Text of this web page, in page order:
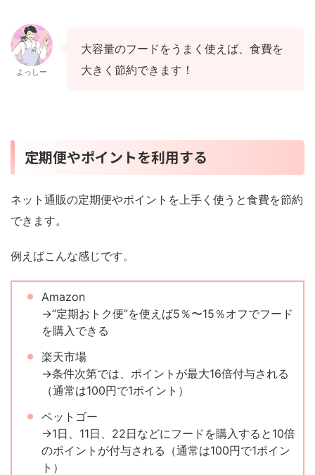
よっしー
大容量のフードをうまく使えば、食費を
大きく節約できます！
定期便やポイントを利用する
ネット通販の定期便やポイントを上手く使うと食費を節約
できます。
例えばこんな感じです。
Amazon
→”定期おトク便”を使えば5％〜15％オフでフード
を購入できる
楽天市場
→条件次第では、ポイントが最大16倍付与される
（通常は100円で1ポイント）
ペットゴー
→1日、11日、22日などにフードを購入すると10倍
のポイントが付与される（通常は100円で1ポイン
ト）